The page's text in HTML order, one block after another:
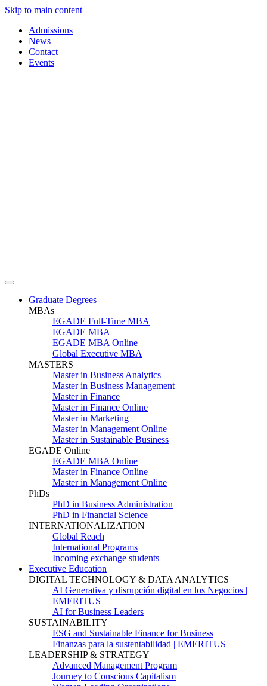
Skip to main content
Admissions
News
Contact
Events
Graduate Degrees
MBAs
EGADE Full-Time MBA
EGADE MBA
EGADE MBA Online
Global Executive MBA
MASTERS
Master in Business Analytics
Master in Business Management
Master in Finance
Master in Finance Online
Master in Marketing
Master in Management Online
Master in Sustainable Business
EGADE Online
EGADE MBA Online
Master in Finance Online
Master in Management Online
PhDs
PhD in Business Administration
PhD in Financial Science
INTERNATIONALIZATION
Global Reach
International Programs
Incoming exchange students
Executive Education
DIGITAL TECHNOLOGY & DATA ANALYTICS
AI Generativa y disrupción digital en los Negocios |
EMERITUS
AI for Business Leaders
SUSTAINABILITY
ESG and Sustainable Finance for Business
Finanzas para la sustentabilidad | EMERITUS
LEADERSHIP & STRATEGY
Advanced Management Program
Journey to Conscious Capitalism